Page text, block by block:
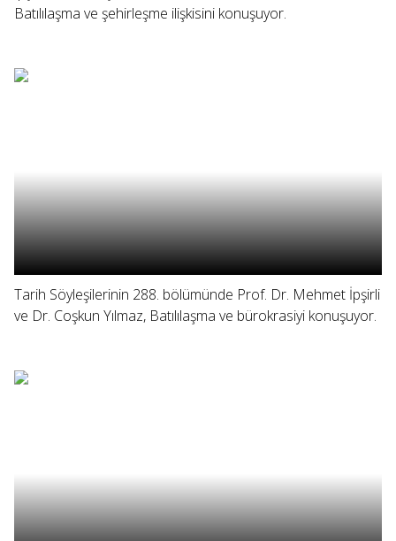
Batılılaşma ve şehirleşme ilişkisini konuşuyor.
Tarih Söyleşilerinin 288. bölümünde Prof. Dr. Mehmet İpşirli
ve Dr. Coşkun Yılmaz, Batılılaşma ve bürokrasiyi konuşuyor.